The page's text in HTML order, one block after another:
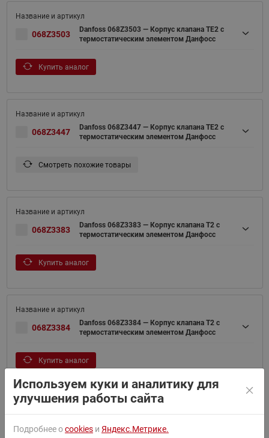
068Z3503
Danfoss 068Z3503 — Корпус клапана TE2 с
термостатическим элементом Данфосс
Купить аналог
068Z3447
Danfoss 068Z3447 — Корпус клапана TE2 с
термостатическим элементом Данфосс
Смотреть похожие товары
068Z3383
Danfoss 068Z3383 — Корпус клапана T2 с
термостатическим элементом Данфосс
Купить аналог
068Z3384
Danfoss 068Z3384 — Корпус клапана T2 с
термостатическим элементом Данфосс
Купить аналог
068Z3387
термостатическим элементом Данфосс
Используем куки и аналитику для
улучшения работы сайта
Подробнее оcookies и Яндекс.Метрике.